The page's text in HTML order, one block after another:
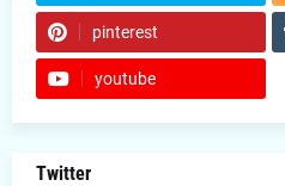
pinterest
youtube
Twitter